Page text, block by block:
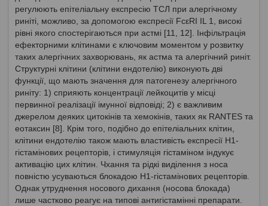
регулюють епітеліальну експресію ТСЛ при алергічному
риніті, можливо, за допомогою експресії FcεRI IL 1, високі
рівні якого спостерігаються при астмі [11, 12]. Інфільтрація
ефекторними клітинами є ключовим моментом у розвитку
таких алергічних захворювань, як астма та алергічний риніт.
Структурні клітини (клітини ендотелію) виконують дві
функції, що мають значення для патогенезу алергічного
риніту: 1) сприяють концентрації лейкоцитів у місці
первинної реалізації імунної відповіді; 2) є важливим
джерелом деяких цитокінів та хемокінів, таких як RANTES та
еотаксин [8]. Крім того, подібно до епітеліальних клітин,
клітини ендотелію також мають властивість експресії H1-
гістамінових рецепторів, і стимуляція гістаміном індукує
активацію цих клітин. Чхання та рідкі виділення з носа
повністю усуваються блокадою H1-гістамінових рецепторів.
Однак утруднення носового дихання (носова блокада)
лише частково реагує на типові антигістамінні препарати.